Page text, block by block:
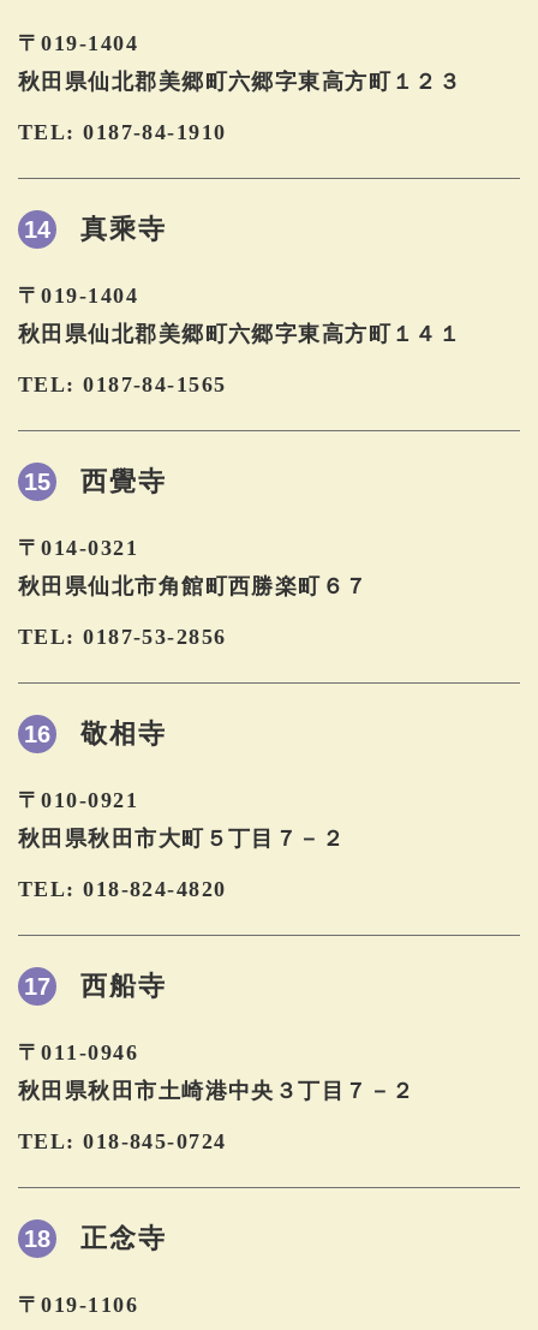
〒019-1404
秋田県仙北郡美郷町六郷字東高方町１２３
TEL: 0187-84-1910
14 真乘寺
〒019-1404
秋田県仙北郡美郷町六郷字東高方町１４１
TEL: 0187-84-1565
15 西覺寺
〒014-0321
秋田県仙北市角館町西勝楽町６７
TEL: 0187-53-2856
16 敬相寺
〒010-0921
秋田県秋田市大町５丁目７－２
TEL: 018-824-4820
17 西船寺
〒011-0946
秋田県秋田市土崎港中央３丁目７－２
TEL: 018-845-0724
18 正念寺
〒019-1106